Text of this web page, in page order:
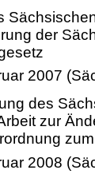
der
2007
des
zur
2008